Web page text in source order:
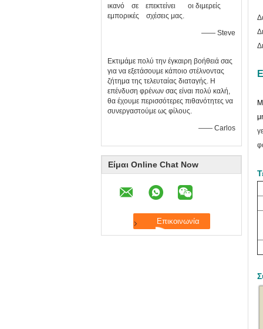
ικανό σε επεκτείνει οι διμερείς
εμπορικές σχέσεις μας.
—— Steve
Εκτιμάμε πολύ την έγκαιρη βοήθειά σας
για να εξετάσουμε κάποιο στέλνοντας
ζήτημα της τελευταίας διαταγής. Η
επένδυση φρένων σας είναι πολύ καλή,
θα έχουμε περισσότερες πιθανότητες να
συνεργαστούμε ως φίλους.
—— Carlos
Είμαι Online Chat Now